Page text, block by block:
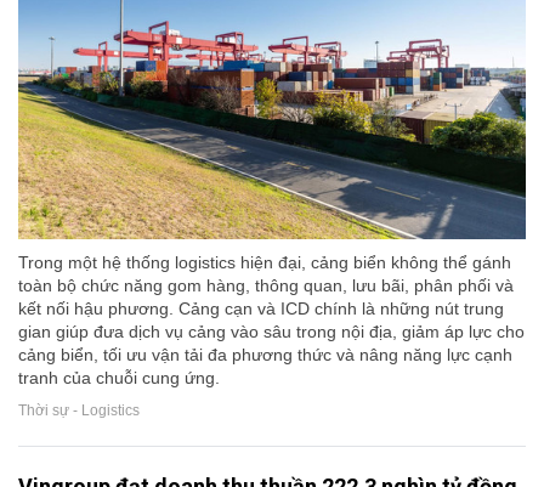
Trong một hệ thống logistics hiện đại, cảng biển không thể gánh
toàn bộ chức năng gom hàng, thông quan, lưu bãi, phân phối và
kết nối hậu phương. Cảng cạn và ICD chính là những nút trung
gian giúp đưa dịch vụ cảng vào sâu trong nội địa, giảm áp lực cho
cảng biển, tối ưu vận tải đa phương thức và nâng năng lực cạnh
tranh của chuỗi cung ứng.
Thời sự - Logistics